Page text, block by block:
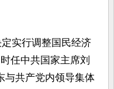
实行调整国民经济
任中共国家主席刘
与共产党内领导集体